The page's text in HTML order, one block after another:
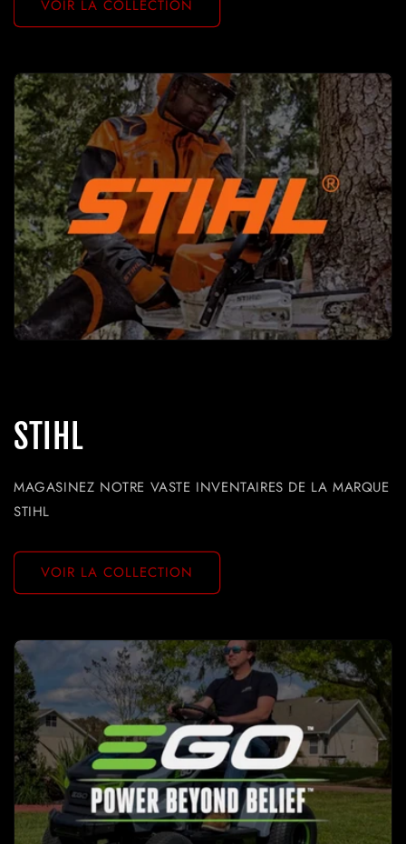
VOIR LA COLLECTION
STIHL
MAGASINEZ NOTRE VASTE INVENTAIRES DE LA MARQUE
STIHL
VOIR LA COLLECTION